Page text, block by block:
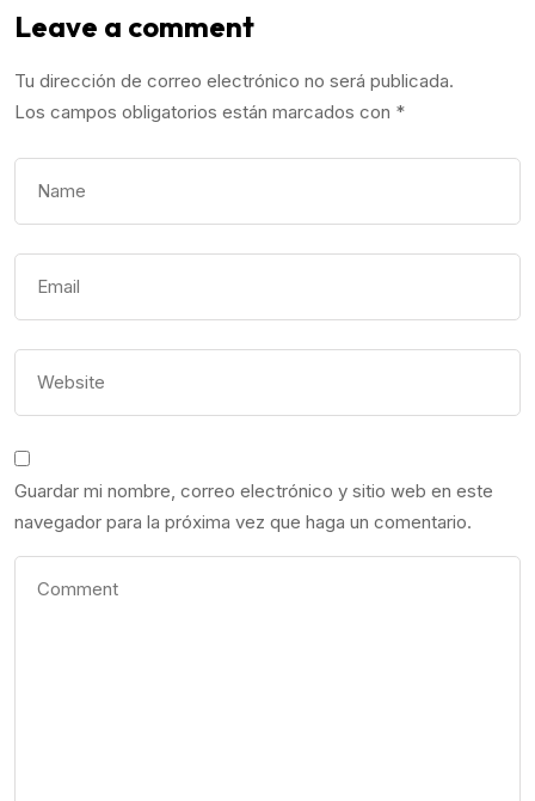
Leave a comment
Tu dirección de correo electrónico no será publicada.
Los campos obligatorios están marcados con *
Guardar mi nombre, correo electrónico y sitio web en este
navegador para la próxima vez que haga un comentario.